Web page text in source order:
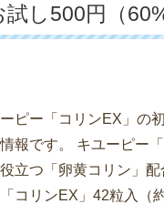
し500円（60%
ピー「コリンEX」の
報です。 キユーピー
立つ「卵黄コリン」
コリンEX」42粒入（